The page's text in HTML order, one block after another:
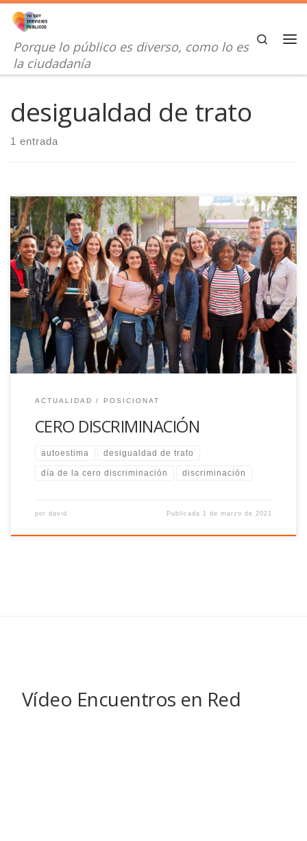
Saltar al contenido
Porque lo público es diverso, como lo es
la ciudadanía
Search
desigualdad de trato
1 entrada
La discriminación es un grave problema que afecta a la vida
cotidiana e impide el progreso de millones de personas en todo
el mundo.
ACTUALIDAD POSICIONAT
CERO DISCRIMINACIÓN
autoestima desigualdad de trato
día de la cero discriminación discriminación
por david Publicada 1 de marzo de 2021
Vídeo Encuentros en Red